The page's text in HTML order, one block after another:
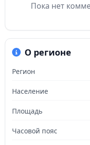
Пока нет
О регионе
Регион
Население
Площадь
Часовой пояс